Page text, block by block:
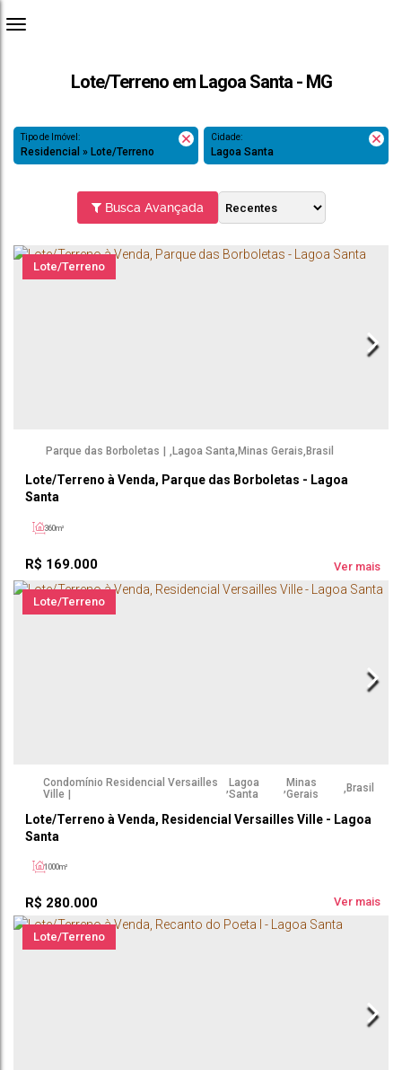
Lote/Terreno em Lagoa Santa - MG
Tipo de Imóvel:
Residencial » Lote/Terreno
Cidade:
Lagoa Santa
Busca Avançada
Lote/Terreno
Lote/Terreno à Venda, Parque das Borboletas - Lagoa
Santa
R$ 169.000
Parque das Borboletas Lagoa Santa Minas Gerais Brasil
360m²
Ver mais
Lote/Terreno
Lote/Terreno à Venda, Residencial Versailles Ville - Lagoa
Santa
R$ 280.000
Condomínio Residencial Versailles
Ville
,Lagoa
Santa
,Minas
Gerais
, Brasil
1000m²
Ver mais
Lote/Terreno